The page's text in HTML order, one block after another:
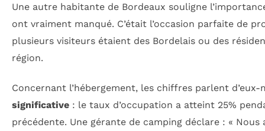
Une autre habitante de Bordeaux souligne
ont vraiment manqué. C’était l’occasion parfaite de
plusieurs visiteurs étaient des Bordelais ou des
région.
Concernant l’hébergement, les chiffres parlent
significative : le taux d’occupation a atteint 25%
précédente. Une gérante de camping déclare : «